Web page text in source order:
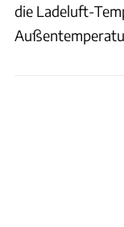
die Ladeluft-